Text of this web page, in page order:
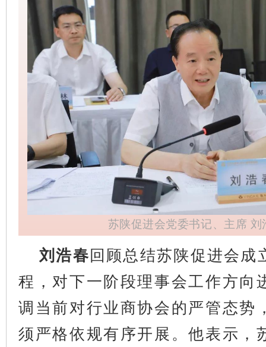
苏陕促进会党委书记、主席 刘
刘浩春回顾总结苏陕促进会成
程，对下一阶段理事会工作方向
调当前对行业商协会的严管态势
须严格依规有序开展。他表示，